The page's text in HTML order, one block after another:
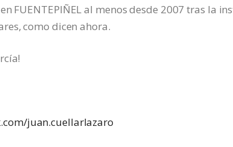
FUENTEPIÑEL al menos desde 2007 tras la
como dicen ahora.
juan.cuellarlazaro